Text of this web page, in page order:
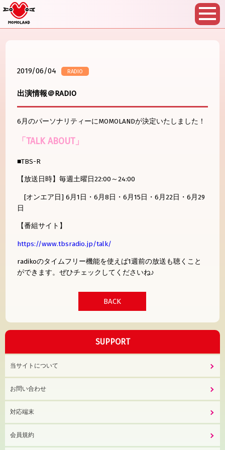
2019/06/04 RADIO
出演情報＠RADIO
6月のパーソナリティーにMOMOLANDが決定いたしました！
「TALK ABOUT」
■TBS-R
【放送日時】毎週土曜日22:00～24:00
[オンエア日] 6月1日・6月8日・6月15日・6月22日・6月29
日
【番組サイト】
https://www.tbsradio.jp/talk/
radikoのタイムフリー機能を使えば1週前の放送も聴くこと
ができます。ぜひチェックしてくださいね♪
BACK
SUPPORT
当サイトについて
お問い合わせ
対応端末
会員規約